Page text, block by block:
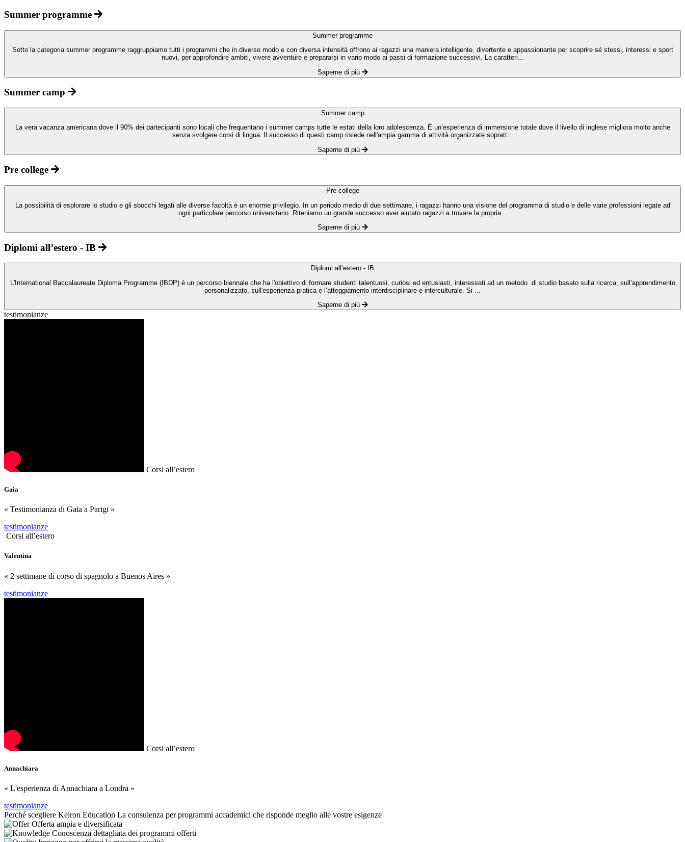
Summer programme
Summer programme
Sotto la categoria summer programme raggruppiamo tutti i programmi che in diverso modo e con diversa intensità offrono ai ragazzi una maniera intelligente, divertente e appassionante per scoprire sé stessi, interessi e sport
nuovi, per approfondire ambiti, vivere avventure e prepararsi in vario modo ai passi di formazione successivi. La caratteri...
Saperne di più
Summer camp
Summer camp
La vera vacanza americana dove il 90% dei partecipanti sono locali che frequentano i summer camps tutte le estati della loro adolescenza. È un’esperienza di immersione totale dove il livello di inglese migliora molto anche
senza svolgere corsi di lingua. Il successo di questi camp risiede nell'ampia gamma di attività organizzate sopratt...
Saperne di più
Pre college
Pre college
La possibilità di esplorare lo studio e gli sbocchi legati alle diverse facoltà è un enorme privilegio. In un periodo medio di due settimane, i ragazzi hanno una visione del programma di studio e delle varie professioni legate ad
ogni particolare percorso universitario. Riteniamo un grande successo aver aiutato ragazzi a trovare la propria...
Saperne di più
Diplomi all’estero - IB
Diplomi all’estero - IB
L'International Baccalaureate Diploma Programme (IBDP) è un percorso biennale che ha l'obiettivo di formare studenti talentuosi, curiosi ed entusiasti, interessati ad un metodo di studio basato sulla ricerca, sull’apprendimento
personalizzato, sull'esperienza pratica e l’atteggiamento interdisciplinare e interculturale. Si ...
Saperne di più
testimonianze
Corsi all’estero
Gaia
« Testimonianza di Gaia a Parigi »
testimonianze
Corsi all’estero
Valentina
« 2 settimane di corso di spagnolo a Buenos Aires »
testimonianze
Corsi all’estero
Annachiara
« L'esperienza di Annachiara a Londra »
testimonianze
Perché scegliere Keiron Education La consulenza per programmi accademici che risponde meglio alle vostre esigenze
Offerta ampia e diversificata
Conoscenza dettagliata dei programmi offerti